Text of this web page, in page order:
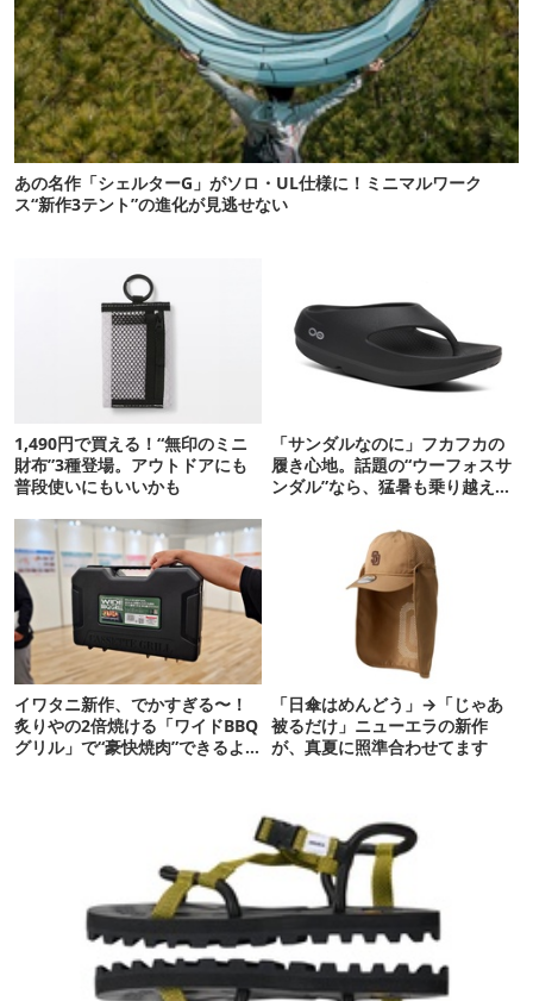
あの名作「シェルターG」がソロ・UL仕様に！ミニマルワーク
ス“新作3テント”の進化が見逃せない
1,490円で買える！“無印のミニ
財布”3種登場。アウトドアにも
普段使いにもいいかも
「サンダルなのに」フカフカの
履き心地。話題の“ウーフォスサ
ンダル”なら、猛暑も乗り越えら
イワタニ新作、でかすぎる〜！
炙りやの2倍焼ける「ワイドBBQ
グリル」で“豪快焼肉”できるよ
「日傘はめんどう」→「じゃあ
被るだけ」ニューエラの新作
が、真夏に照準合わせてます